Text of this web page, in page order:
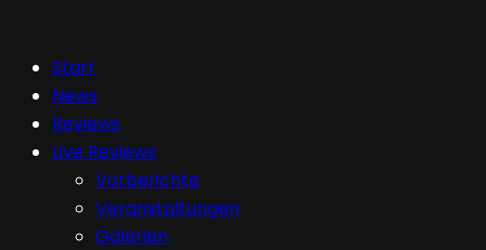
Start
News
Reviews
Live Reviews
Vorberichte
Veranstaltungen
Galerien